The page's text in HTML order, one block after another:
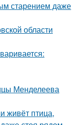
старением даже
области
Менделеева
живёт птица,